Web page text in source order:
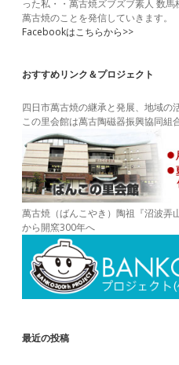
った私・・萬古焼ズブズブ素人 数馬
萬古焼のことを発信していきます。
Facebookはこちらから>>
おすすめリンク＆プロジェクト
四日市萬古焼の継承と発展、地域の
この里会館は萬古陶磁器振興協同組
萬古焼（ばんこやき）陶祖『沼波弄
から開窯300年へ
最近の投稿